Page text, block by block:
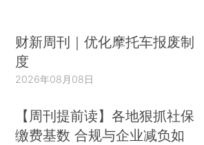
财新周刊｜优化摩托车报废制
度
2026年08月08日
【周刊提前读】各地狠抓社保
缴费基数 合规与企业减负如